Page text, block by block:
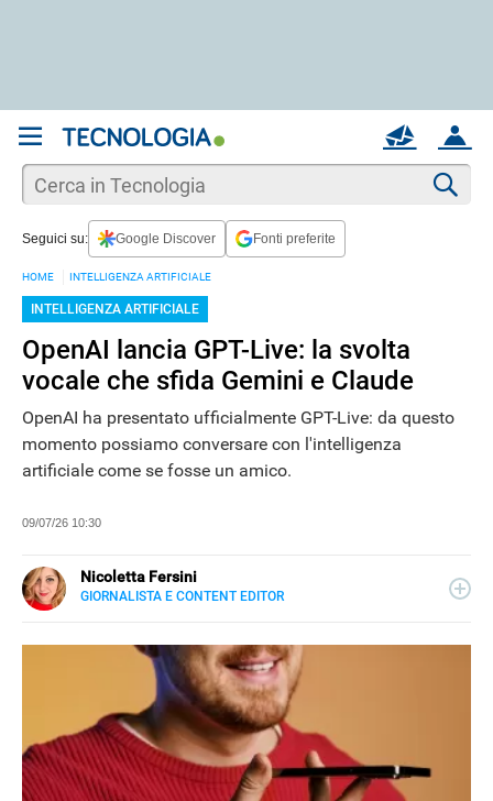
ACCOUNT
MAIL
Seguici su: Google Discover Fonti preferite
HOME INTELLIGENZA ARTIFICIALE
INTELLIGENZA ARTIFICIALE
OpenAI lancia GPT-Live: la svolta
vocale che sfida Gemini e Claude
OpenAI ha presentato ufficialmente GPT-Live: da questo
momento possiamo conversare con l'intelligenza
artificiale come se fosse un amico.
09/07/26 10:30
Nicoletta Fersini
GIORNALISTA E CONTENT EDITOR
content editor. Per Libero Tecnologia scrive di scienza e
nuove scoperte, nel tempo libero si dedica alle dinamiche